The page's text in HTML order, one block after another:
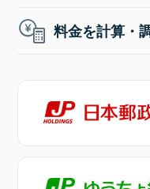
料金を計算・